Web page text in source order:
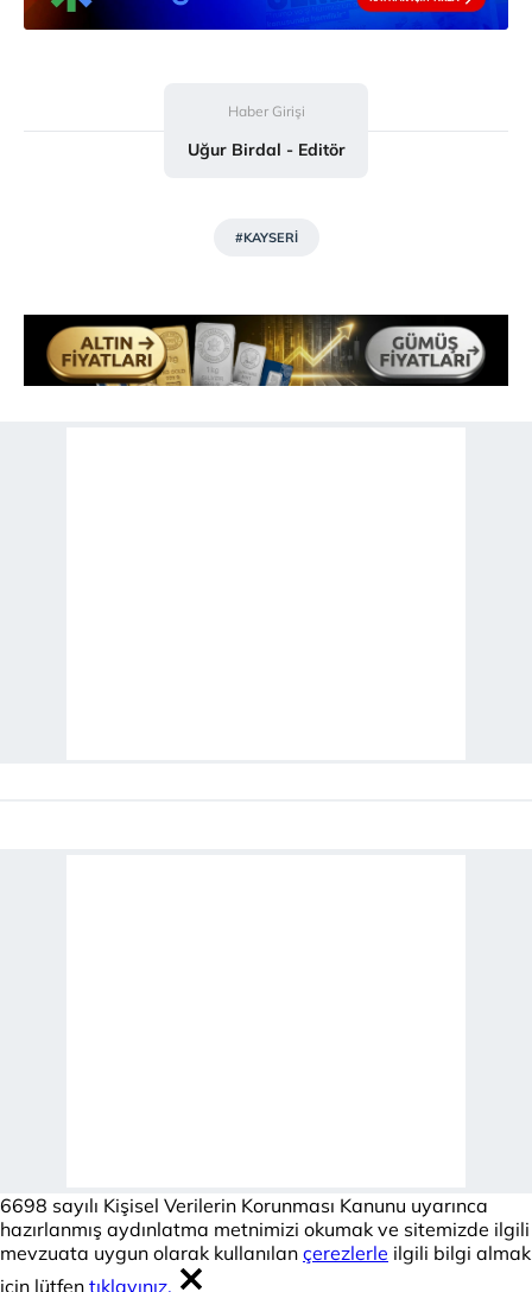
Haber Girişi
Uğur Birdal - Editör
#KAYSERİ
6698 sayılı Kişisel Verilerin Korunması Kanunu uyarınca
hazırlanmış aydınlatma metnimizi okumak ve sitemizde ilgili
mevzuata uygun olarak kullanılan çerezlerle ilgili bilgi almak
için lütfen tıklayınız.